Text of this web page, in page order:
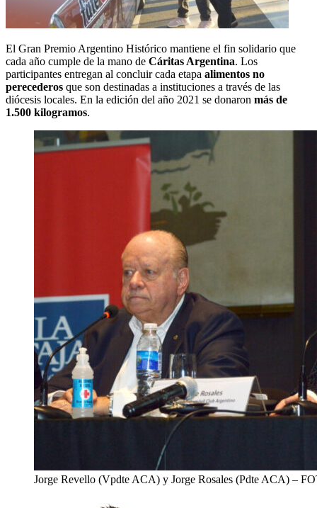
El Gran Premio Argentino Histórico mantiene el fin solidario que
cada año cumple de la mano de Cáritas Argentina. Los
participantes entregan al concluir cada etapa alimentos no
perecederos que son destinadas a instituciones a través de las
diócesis locales. En la edición del año 2021 se donaron más de
1.500 kilogramos.
Jorge Revello (Vpdte ACA) y Jorge Rosales (Pdte ACA) –